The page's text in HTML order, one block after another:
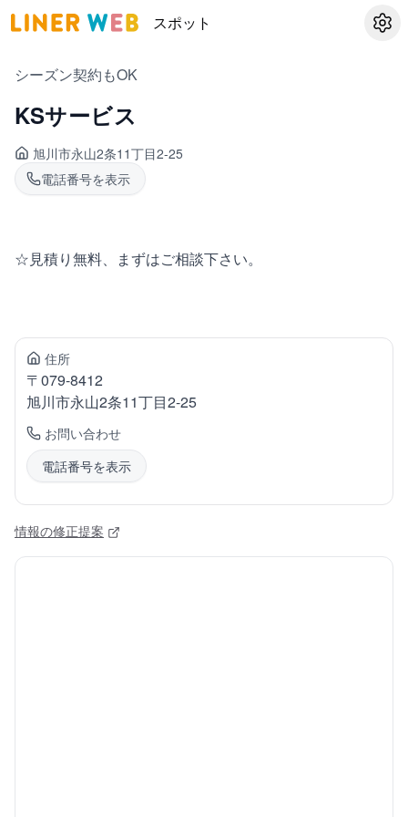
スポット 設定
シーズン契約もOK
KSサービス
旭川市永山2条11丁目2-25
電話番号を表示
☆見積り無料、まずはご相談下さい。
住所
〒079-8412
旭川市永山2条11丁目2-25
お問い合わせ
電話番号を表示
情報の修正提案